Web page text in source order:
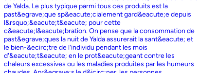
de Yalda. Le plus typique parmi tous ces produits est la
past&egrave;que sp&eacute;cialement gard&eacute;e depuis
l&rsquo;&eacute;t&eacute; pour cette
c&eacute;l&eacute;bration. On pense que la consommation de
past&egrave;ques la nuit de Yalda assurerait la sant&eacute; et
le bien-&ecirc;tre de l'individu pendant les mois
d'&eacute;t&eacute; en le prot&eacute;geant contre les
chaleurs excessives ou les maladies produites par les humeurs